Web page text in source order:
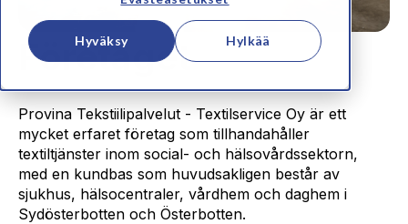
Hyväksy Hylkää
Företaget
Provina Tekstiilipalvelut - Textilservice Oy är ett
mycket erfaret företag som tillhandahåller
textiltjänster inom social- och hälsovårdssektorn,
med en kundbas som huvudsakligen består av
sjukhus, hälsocentraler, vårdhem och daghem i
Sydösterbotten och Österbotten.